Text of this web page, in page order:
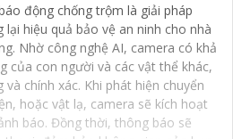
động chống trộm là giải pháp
hiệu quả bảo vệ an ninh cho nhà
Nhờ công nghệ AI, camera có khả
của con người và các vật thể khác,
chính xác. Khi phát hiện chuyển
hoặc vật lạ, camera sẽ kích hoạt
báo. Đồng thời, thông báo sẽ